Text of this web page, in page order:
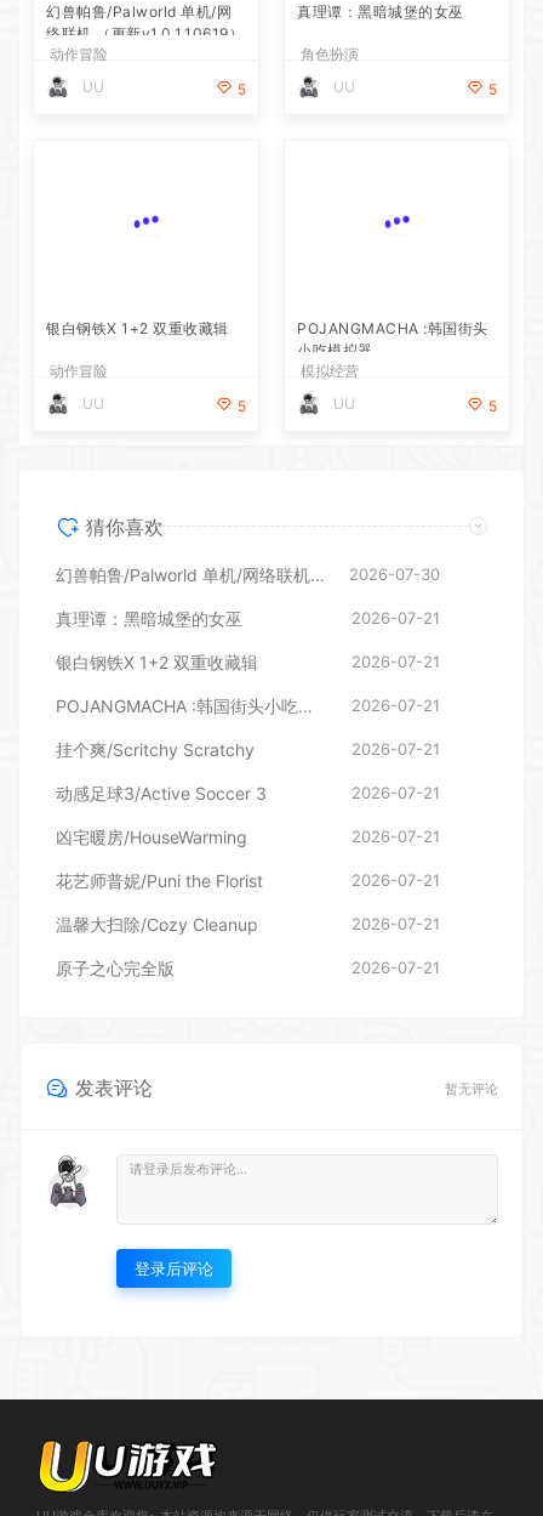
幻兽帕鲁/Palworld 单机/网
络联机 （更新v1.0.1.10619）
动作冒险
UU
5
真理谭：黑暗城堡的女巫
角色扮演
UU
5
银白钢铁X 1+2 双重收藏辑
动作冒险
UU
5
POJANGMACHA :韩国街头
小吃模拟器
模拟经营
UU
5
猜你喜欢
幻兽帕鲁/Palworld 单机/网络联机 （更新v1.0.1.10619） 2026-07-30
真理谭：黑暗城堡的女巫 2026-07-21
银白钢铁X 1+2 双重收藏辑 2026-07-21
POJANGMACHA :韩国街头小吃模拟器 2026-07-21
挂个爽/Scritchy Scratchy 2026-07-21
动感足球3/Active Soccer 3 2026-07-21
凶宅暖房/HouseWarming 2026-07-21
花艺师普妮/Puni the Florist 2026-07-21
温馨大扫除/Cozy Cleanup 2026-07-21
原子之心完全版 2026-07-21
发表评论 暂无评论
登录后评论